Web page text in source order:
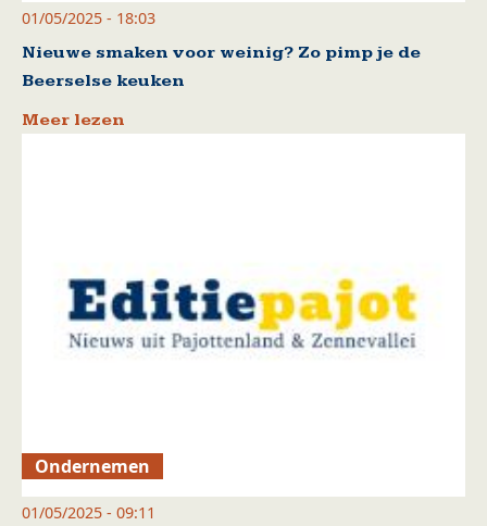
01/05/2025 - 18:03
Nieuwe smaken voor weinig? Zo pimp je de
Beerselse keuken
Meer lezen
Ondernemen
01/05/2025 - 09:11